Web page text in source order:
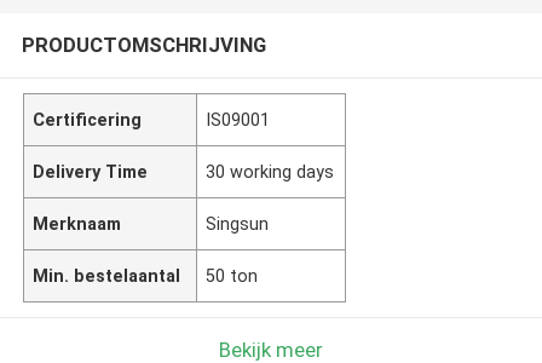
PRODUCTOMSCHRIJVING
Certificering IS09001
Delivery Time 30 working days
Merknaam Singsun
Min. bestelaantal 50 ton
Bekijk meer